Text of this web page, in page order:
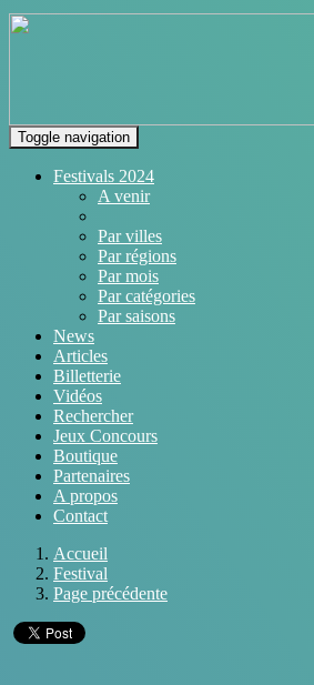
Toggle navigation
Festivals 2024
A venir
Par villes
Par régions
Par mois
Par catégories
Par saisons
News
Articles
Billetterie
Vidéos
Rechercher
Jeux Concours
Boutique
Partenaires
A propos
Contact
Accueil
Festival
Page précédente